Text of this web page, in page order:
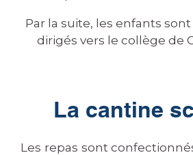
Par la suite, les enfants
dirigés vers le collège de
La cantine
Les repas sont